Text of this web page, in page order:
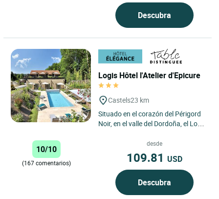
Descubra
Logis Hôtel l'Atelier d'Epicure
Castels23 km
Situado en el corazón del Périgord
Noir, en el valle del Dordoña, el Logis
L’Atelier d’Epicure...
10/10
(167 comentarios)
desde
109.81 USD
Descubra